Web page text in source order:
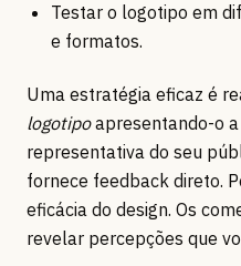
Testar o logotipo em
e formatos.
Uma estratégia eficaz é
logotipoapresentando-o
representativa do seu
fornece feedback direto.
eficácia do design. Os
revelar percepções que